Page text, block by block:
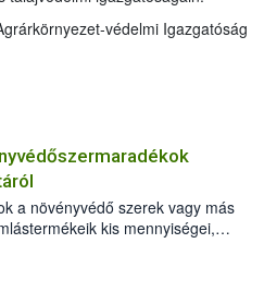
védelmi Igazgatóság
a növényvédő szerek vagy más
kis mennyiségei,
felületén a betakarítást,
is megmaradhatnak. Az